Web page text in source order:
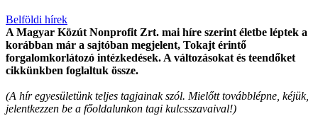
Belföldi hírek
A Magyar Közút Nonprofit Zrt. mai híre szerint életbe léptek a
korábban már a sajtóban megjelent, Tokajt érintő
forgalomkorlátozó intézkedések. A változásokat és teendőket
cikkünkben foglaltuk össze.
(A hír egyesületünk teljes tagjainak szól. Mielőtt továbblépne, kéjük,
jelentkezzen be a főoldalunkon tagi kulcsszavaival!)